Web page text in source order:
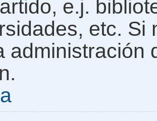
e.j.
etc. Si
administración